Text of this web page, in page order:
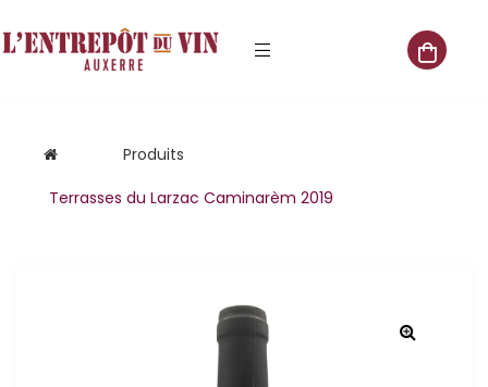
Produits
Terrasses du Larzac Caminarèm 2019